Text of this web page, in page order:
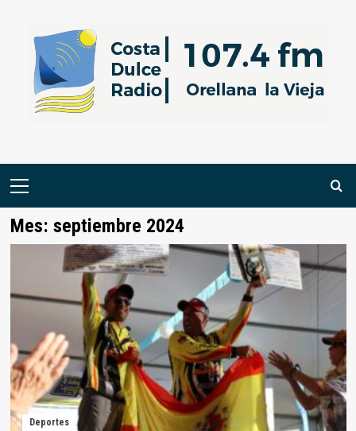
contenido
Menú
Mes: septiembre 2024
Deportes